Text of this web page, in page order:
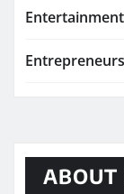
Entertainment
ABOUT